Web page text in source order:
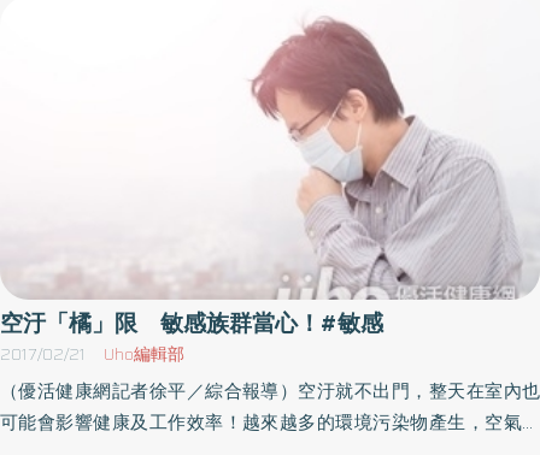
讓水蓮花複合因子 Sepicalm VG 更具有抗氧化、合成彈力蛋白的作
用，其中脯胺酸更能提升肌膚彈力、促進新生膠原蛋白及彈力蛋
白；此外，棕梠醯基具有親膚特性，能有效幫助肌膚對抗外界傷
害，減緩肌膚不適，並維持潤澤光亮。 水蓮花複合因子 Sepicalm
速老化，當皮膚開始出現小細紋、黑斑或肝斑，就要注意是老化的
警訊！體內自由基的增生就是造成老化最大的原因，自由基會使結
締組織的主要結構(彈力蛋白、膠原等)退化，造成一般皮膚提前老
化，水蓮花複合因子 Sepicalm VG 可幫助肌膚抵抗自由基的傷害，
富含維他命 C 的特性，能提供肌膚膠原與彈力蛋白新代謝運作時所
需的養分，有效提升吸收力，抵禦肌膚老化，找回肌膚活力。 (水蓮
花複合因子 Sepicalm VG 可幫助肌膚抵抗自由基的傷害，消除引起
發炎的症狀。 圖片提供／BEME） 水蓮花複合因子Sepicalm VG能保
濕鎖水、抗紫外線 想要肌膚年輕水潤，除了補水、儲水還要鎖水！
師來解答！牙結石被清除 感覺變敏感奇美醫學中心牙醫部牙髓病
科主治醫師郭祉吟表示，平時口腔清潔不完全的患者，會因為牙結
石大量累積，導致牙結石深入牙齦，嚴重的結石就會使牙周病況變
嚴重。洗牙時為了將牙齒表面推積的牙結石清除得更乾淨，必須進
行深入清潔，難免會讓患者感到不適，進而有牙齒變得更加敏感的
感覺。另外有些民眾認為洗完牙後牙根暴露，事實上，去除牙結石
恢復乾淨的外觀後，牙齦的發炎腫脹消失，但已經被破壞掉的牙肉
跟齒槽骨無法再生，因此會露出牙齒缺乏的周邊組織，看起來就好
像牙縫變大、牙根暴露一樣。洗牙不能美白牙齒洗牙就是要把牙齒
洗白嗎？大部分民眾會認為洗牙具有美白功效，如果病人本身有嚼
檳榔、抽煙等嗜好，或者平時飲食喜歡茶、咖啡等易染色的食物而
造成牙齒變色，想讓牙齒變白應該改變習慣及尋求專業牙齒美白治
療。在牙周破壞沒有很嚴重的情況之下洗牙後的幾天可能會對溫度
比較敏感，可以避開過冷、過熱、過酸過甜的食物，並且要遵守標
空汙「橘」限 敏感族群當心！#敏感
2017/02/21 Uho編輯部
（優活健康網記者徐平／綜合報導）空汙就不出門，整天在室內也
可能會影響健康及工作效率！越來越多的環境污染物產生，空氣污